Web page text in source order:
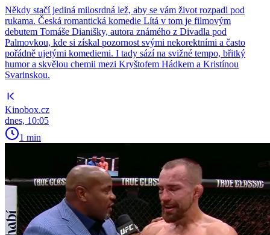
Někdy stačí jediná milosrdná lež, aby se vám život rozpadl pod
rukama. Česká romantická komedie Lítá v tom je filmovým
debutem Tomáše Dianišky, autora známého z Divadla pod
Palmovkou, kde si získal pozornost svými nekorektními a často
pořádně ujetými komediemi. I tady sází na svižné tempo, břitký
humor a skvělou chemii mezi Kryštofem Hádkem a Kristínou
Svarinskou.
Kinobox.cz
dnes, 10:05
1 min